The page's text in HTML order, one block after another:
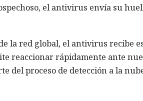
el antivirus envía su
la red global, el antivirus recibe
reaccionar rápidamente ante
del proceso de detección a la